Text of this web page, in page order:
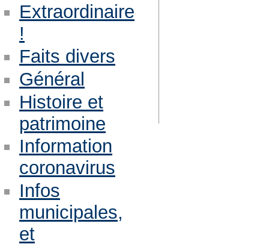
Extraordinaire
!
Faits divers
Général
Histoire et
patrimoine
Information
coronavirus
Infos
municipales,
et